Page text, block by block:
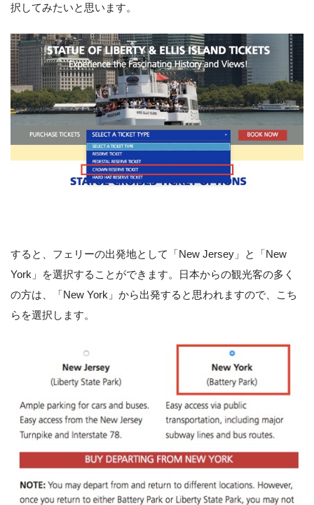
択してみたいと思います。
すると、フェリーの出発地として「New Jersey」と「New
York」を選択することができます。日本からの観光客の多く
の方は、「New York」から出発すると思われますので、こち
らを選択します。